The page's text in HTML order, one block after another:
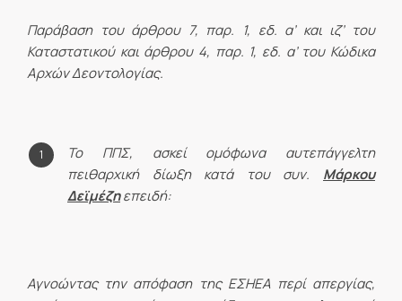
Παράβαση του άρθρου 7, παρ. 1, εδ. α’ και ιζ’ του
Καταστατικού και άρθρου 4, παρ. 1, εδ. α’ του Κώδικα
Αρχών Δεοντολογίας.
Το ΠΠΣ, ασκεί ομόφωνα αυτεπάγγελτη
πειθαρχική δίωξη κατά του συν. Μάρκου
Δεϊμέζηεπειδή:
Αγνοώντας την απόφαση της ΕΣΗΕΑ περί απεργίας,